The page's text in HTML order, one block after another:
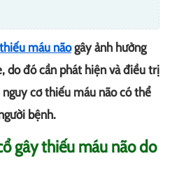
máu nãogây ảnh hưởng
do đó cần phát hiện và điều trị
cơ thiếu máu não có thể
bệnh.
gây thiếu máu não do